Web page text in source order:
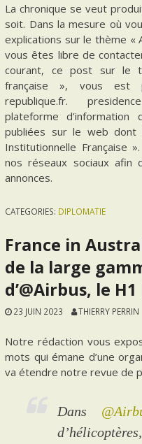
La chronique se veut
soit. Dans la mesure où
explications sur le thème «
vous êtes libre de
courant, ce post sur le
française », vous est
republique.fr.
plateforme
publiées sur le web
Institutionnelle Française
nos réseaux sociaux afin
annonces.
CATEGORIES: DIPLOMATIE
France in
de la large
d’@Airbus, le
23 JUIN 2023 THIERRY PERRIN
Notre rédaction vous
mots qui émane d’une
va étendre notre revue de
Dans